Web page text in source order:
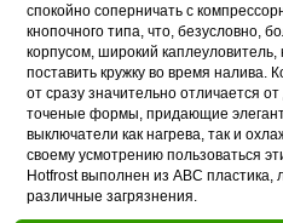
спокойно соперничать с
кнопочного типа, что, безусловно,
корпусом, широкий
поставить кружку во время налива.
от сразу значительно отличается
точеные формы, придающие
выключатели как нагрева, так и
своему усмотрению пользоваться
Hotfrostвыполнен из АВС пластика,
различные загрязнения.